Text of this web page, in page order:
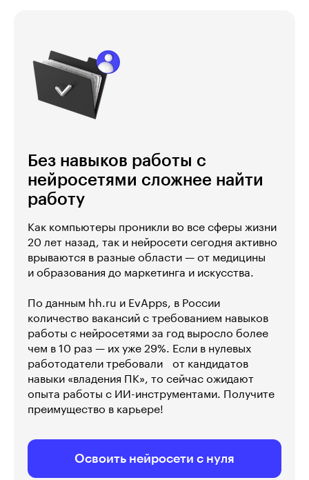
Без навыков работы с
нейросетями сложнее найти
работу
Как компьютеры проникли во все сферы жизни
20 лет назад, так и нейросети сегодня активно
врываются в разные области — от медицины
и образования до маркетинга и искусства.
По данным hh.ru и EvApps, в России
количество вакансий с требованием навыков
работы с нейросетями за год выросло более
чем в 10 раз — их уже 29%. Если в нулевых
работодатели требовали от кандидатов
навыки «владения ПК», то сейчас ожидают
опыта работы с ИИ-инструментами. Получите
преимущество в карьере!
Освоить нейросети с нуля